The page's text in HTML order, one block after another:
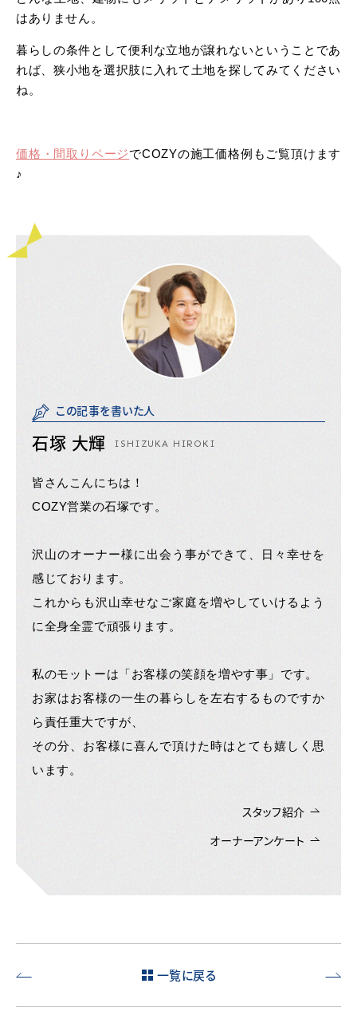
はありません。
暮らしの条件として便利な立地が譲れないということであ
れば、狭小地を選択肢に入れて土地を探してみてください
ね。
価格・間取りページでCOZYの施工価格例もご覧頂けます
♪
この記事を書いた人
石塚 大輝 ISHIZUKA HIROKI
皆さんこんにちは！
COZY営業の石塚です。
沢山のオーナー様に出会う事ができて、日々幸せを
感じております。
これからも沢山幸せなご家庭を増やしていけるよう
に全身全霊で頑張ります。
私のモットーは「お客様の笑顔を増やす事」です。
お家はお客様の一生の暮らしを左右するものですか
ら責任重大ですが、
その分、お客様に喜んで頂けた時はとても嬉しく思
います。
スタッフ紹介
オーナーアンケート
宅の保
教育委
一覧に戻る